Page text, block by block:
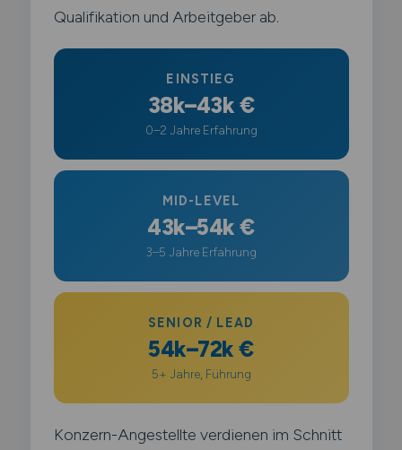
Qualifikation und Arbeitgeber ab.
EINSTIEG
38k–43k €
0–2 Jahre Erfahrung
MID-LEVEL
43k–54k €
3–5 Jahre Erfahrung
SENIOR / LEAD
54k–72k €
5+ Jahre, Führung
Konzern-Angestellte verdienen im Schnitt